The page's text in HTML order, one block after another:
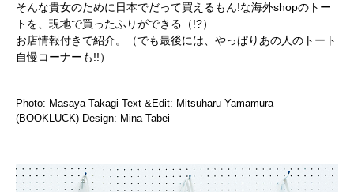
そんな貴女のために日本でだって買えるもん!な海外shopのトー
トを、現地で買ったふりができる（!?）
お店情報付きで紹介。（でも最後には、やっぱりあの人のトート
自慢コーナーも!!）
Photo: Masaya Takagi Text &Edit: Mitsuharu Yamamura
(BOOKLUCK) Design: Mina Tabei